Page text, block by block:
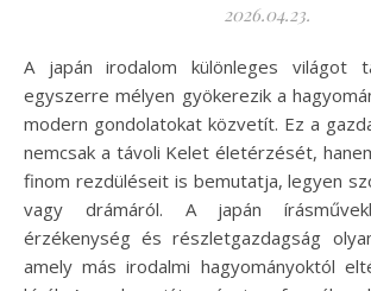
2026.04.23.
A japán irodalom különleges világot tár elénk, amely
egyszerre mélyen gyökerezik a
modern gondolatokat közvetít. Ez a
nemcsak a távoli Kelet életérzését,
finom rezdüléseit is bemutatja, legyen
vagy drámáról. A japán
érzékenység és részletgazdagság
amely más irodalmi hagyományoktól